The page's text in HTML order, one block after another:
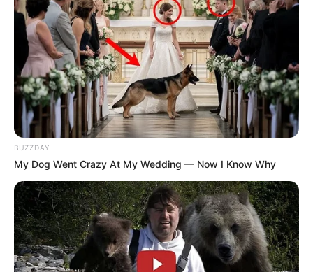
BUZZDAY
My Dog Went Crazy At My Wedding — Now I Know Why